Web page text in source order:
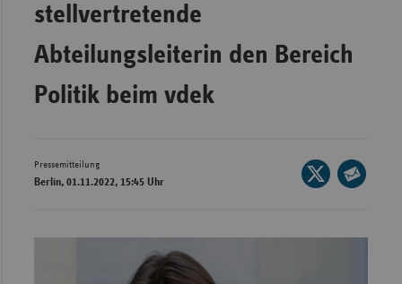
stellvertretende
Abteilungsleiterin den Bereich
Politik beim vdek
Pressemitteilung
Berlin, 01.11.2022, 15:45 Uhr
Seite
auf
E-